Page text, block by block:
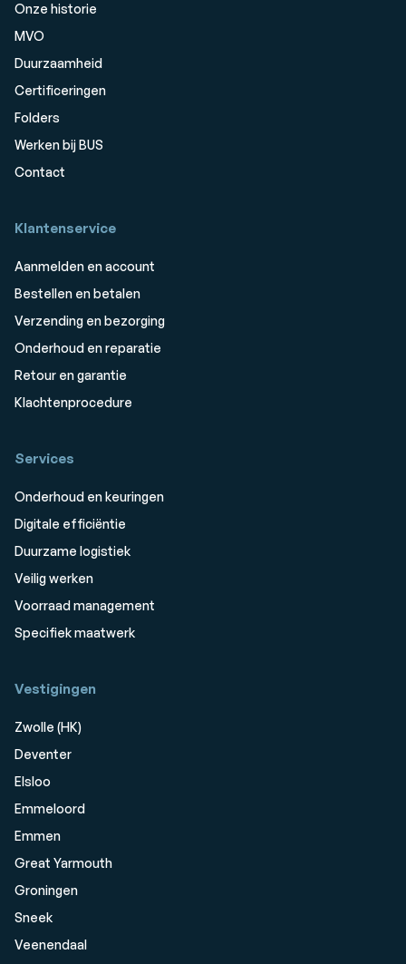
Onze historie
MVO
Duurzaamheid
Certificeringen
Folders
Werken bij BUS
Contact
Klantenservice
Aanmelden en account
Bestellen en betalen
Verzending en bezorging
Onderhoud en reparatie
Retour en garantie
Klachtenprocedure
Services
Onderhoud en keuringen
Digitale efficiëntie
Duurzame logistiek
Veilig werken
Voorraad management
Specifiek maatwerk
Vestigingen
Zwolle (HK)
Deventer
Elsloo
Emmeloord
Emmen
Great Yarmouth
Groningen
Sneek
Veenendaal